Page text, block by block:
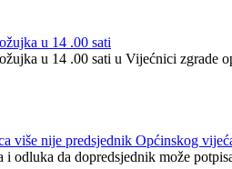
u 14 .00 sati
u 14 .00 sati u Vijećnici zgrade
više nije predsjednik Općinskog
i odluka da dopredsjednik može